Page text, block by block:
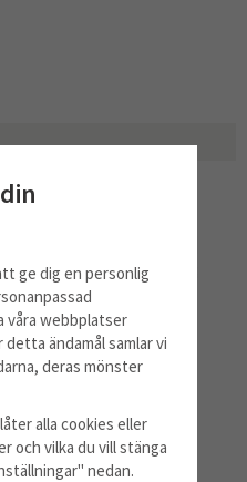
530 kr
ge dig en personlig
våra webbplatser
ändamål samlar vi
deras mönster
alla cookies eller
och vilka du vill stänga
nedan.